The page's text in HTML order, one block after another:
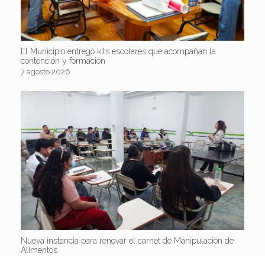
El Municipio entregó kits escolares que acompañan la
contención y formación
7 agosto 2026
Nueva instancia para renovar el carnet de Manipulación de
Alimentos